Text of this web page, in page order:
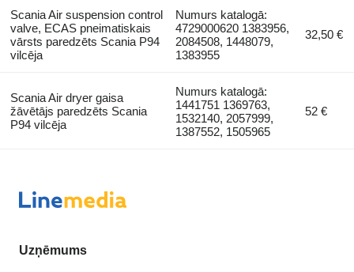
Scania Air suspension control
valve, ECAS pneimatiskais
vārsts paredzēts Scania P94
vilcēja
Numurs katalogā:
4729000620 1383956,
2084508, 1448079,
1383955
32,50 €
Scania Air dryer gaisa
žāvētājs paredzēts Scania
P94 vilcēja
Numurs katalogā:
1441751 1369763,
1532140, 2057999,
1387552, 1505965
52 €
Uzņēmums